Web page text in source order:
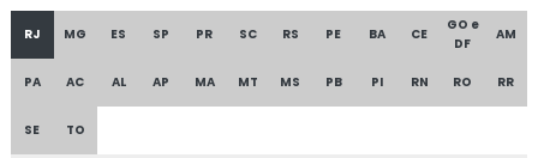
Consultoria em formação de auditor interno
Consultoria em formação de equipe esa
Consultoria em FSSC 22000
RJ MG ES SP PR SC RS PE BA CE
GO e
DF
AM
PA AC AL AP MA MT MS PB PI RN RO RR
SE TO